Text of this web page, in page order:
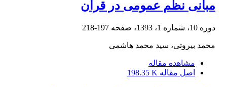
مبانی نظم عمومی در قرآن
دوره 10، شماره 1، 1393، صفحه 197-218
محمد بیروتی، سید محمد هاشمی
مشاهده مقاله
اصل مقاله 198.35 K